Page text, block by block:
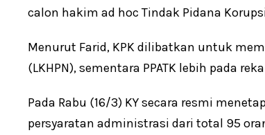
calon hakim ad hoc Tindak Pidana
Menurut Farid, KPK dilibatkan untuk
(LKHPN), sementara PPATK lebih pada
Pada Rabu (16/3) KY secara resmi
persyaratan administrasi dari total 95